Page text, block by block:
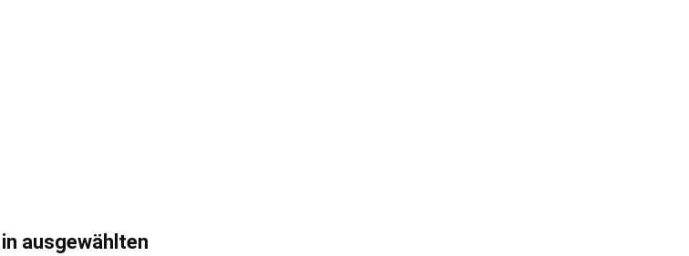
ausgewählten